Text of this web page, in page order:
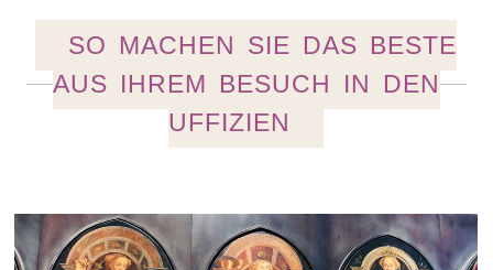
SO MACHEN SIE DAS BESTE
AUS IHREM BESUCH IN DEN
UFFIZIEN